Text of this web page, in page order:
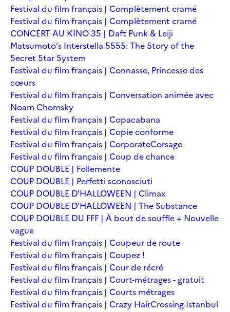
Festival du film français | Complètement cramé
Festival du film français | Complètement cramé
CONCERT AU KINO 35 | Daft Punk & Leiji
Matsumoto’s Interstella 5555: The 5tory of the
5ecret 5tar 5ystem
Festival du film français | Connasse, Princesse des
cœurs
Festival du film français | Conversation animée avec
Noam Chomsky
Festival du film français | Copacabana
Festival du film français | Copie conforme
Festival du film français | CorporateCorsage
Festival du film français | Coup de chance
COUP DOUBLE | Follemente
COUP DOUBLE | Perfetti sconosciuti
COUP DOUBLE D'HALLOWEEN | Climax
COUP DOUBLE D'HALLOWEEN | The Substance
COUP DOUBLE DU FFF | À bout de souffle + Nouvelle
vague
Festival du film français | Coupeur de route
Festival du film français | Coupez !
Festival du film français | Cour de récré
Festival du film français | Court-métrages - gratuit
Festival du film français | Courts métrages
Festival du film français | Crazy HairCrossing Istanbul